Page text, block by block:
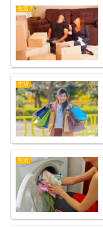
生活
生活
生活